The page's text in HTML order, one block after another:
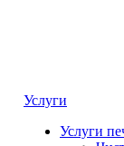
Услуги
Услуги